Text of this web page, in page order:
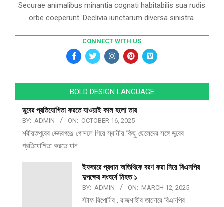
Securae animalibus minantia cognati habitabilis sua rudis
orbe coeperunt. Declivia iunctarum diversa sinistra.
CONNECT WITH US
BOLD DESIGN LANGUAGE
ডুবের প্রতিযোগিতা করতে যাওয়াই কাল হলো তার
BY: ADMIN ON: OCTOBER 16, 2025
শরীয়তপুরের ভেদরগঞ্জে গোসলে গিয়ে স্থানীয় কিছু ছেলেদের সঙ্গে ডুবের
প্রতিযোগিতা করতে যান
ইফতারে প্রধান অতিথিকে বরণ করা নিয়ে বিএনপির
দুপক্ষের সংঘর্ষে নিহত ১
BY: ADMIN ON: MARCH 12, 2025
স্টাফ রিপোর্টার : রাজশাহীর তানোরে বিএনপির